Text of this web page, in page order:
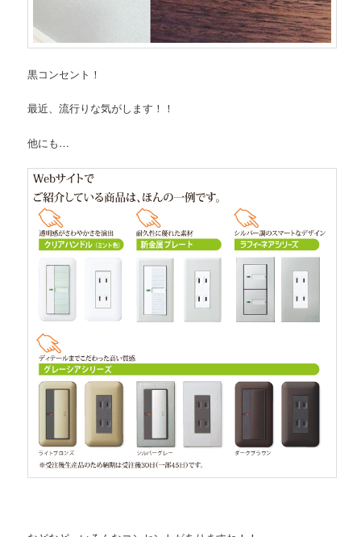
黒コンセント！
最近、流行りな気がします！！
他にも…